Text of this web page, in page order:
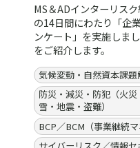
MS＆ADインターリス
の14日間にわたり「企
ンケート」を実施しま
をご紹介します。
気候変動・自然資本課題
防災・減災・防犯（火
雪・地震・盗難）
BCP／BCM（事業継続マ